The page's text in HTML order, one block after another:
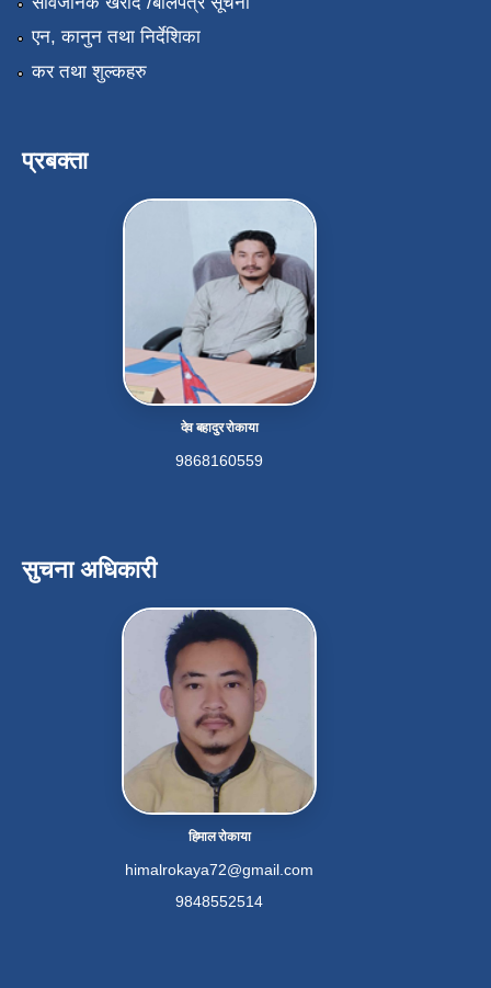
एन, कानुन तथा निर्देशिका
कर तथा शुल्कहरु
प्रबक्ता
देव बहादुर रोकाया
9868160559
सुचना अधिकारी
हिमाल रोकाया
himalrokaya72@gmail.com
9848552514